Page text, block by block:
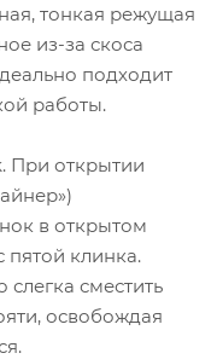
тонкая режущая
из-за скоса
подходит
работы.
При открытии
в открытом
пятой клинка.
сместить
освобождая